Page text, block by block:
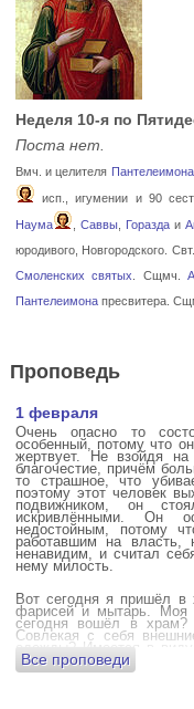
Неделя 10-я по
Поста нет.
Вмч. и целителя Пантелеимона
исп., игумении и 90
Наума
,Саввы Горазда и
юродивого, Новгородского. Свт.
Смоленских святых
. Сщмч.
Пантелеимонапресвитера.
Проповедь
1 февраля
Очень опасно то
особенный, потому что
жертвует. Не взойдя
благочестие, причём
то страшное, что
поэтому этот человек
подвижником, он
искривлёнными. Он
недостойным, потому
работавшим на
ненавидим, и считал
нему милость.
Вот сегодня я пришёл
фарисей и мытарь. Моя
сегодня вошёл в
Совлекая с себя
одежды? Имеется в виду
есть помыслы.
Все проповеди